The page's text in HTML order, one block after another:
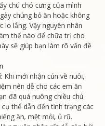
chú chó cưng của mình
chúng bỏ ăn hoặc không
lo lắng. Vậy nguyên nhân
thế nào để chữa trị cho
sẽ giúp bạn làm rõ vấn đề
Khi mới nhận cún về nuôi,
nên dễ cho các em ăn
đã quá nuông chiều chú
thể dẫn đến tình trạng các
ăn, mệt mỏi, ủ rũ.